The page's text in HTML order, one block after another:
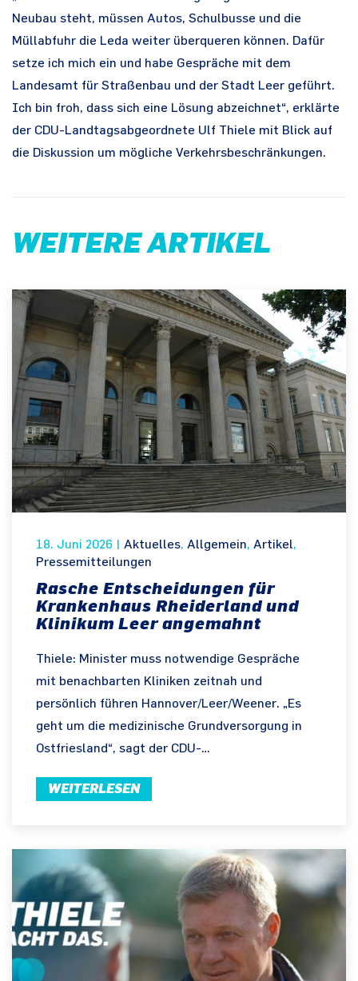
Neubau steht, müssen Autos, Schulbusse und die
Müllabfuhr die Leda weiter überqueren können. Dafür
setze ich mich ein und habe Gespräche mit dem
Landesamt für Straßenbau und der Stadt Leer geführt.
Ich bin froh, dass sich eine Lösung abzeichnet“, erklärte
der CDU-Landtagsabgeordnete Ulf Thiele mit Blick auf
die Diskussion um mögliche Verkehrsbeschränkungen.
WEITERE ARTIKEL
18. Juni 2026 Aktuelles, Allgemein, Artikel,
Pressemitteilungen
Rasche Entscheidungen für
Krankenhaus Rheiderland und
Klinikum Leer angemahnt
Thiele: Minister muss notwendige Gespräche
mit benachbarten Kliniken zeitnah und
persönlich führen Hannover/Leer/Weener. „Es
geht um die medizinische Grundversorgung in
Ostfriesland“, sagt der CDU-…
WEITERLESEN